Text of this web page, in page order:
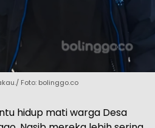
Foto: bolinggo.co
hidup mati warga Desa